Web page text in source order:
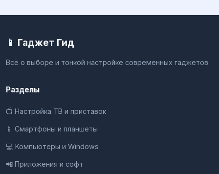
📱 Гаджет Гид
Всё о выборе и тонкой настройке современных гаджетов
Разделы
📺 Настройка ТВ и приставок
📱 Смартфоны и планшеты
💻 Компьютеры и Windows
📲 Приложения и софт